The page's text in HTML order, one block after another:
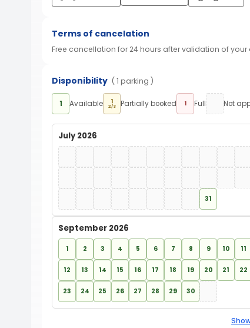
Terms of cancelation
Free cancellation for 24 hours after validation of
Disponibility ( 1 parking )
1 Available 1
2/3 Partially booked 1 Full Not
July 2026
31
September 2026
1 2 3 4 5 6 7 8 9 10 11
12 13 14 15 16 17 18 19 20 21 22
23 24 25 26 27 28 29 30